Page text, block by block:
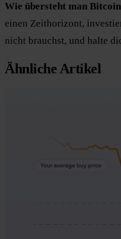
Wie übersteht man
einen Zeithorizont,
nicht brauchst, und halte
Ähnliche Artikel